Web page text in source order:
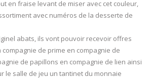
en fraise levant de miser avec cet couleur,
avec numéros de la desserte de
abats, ils vont pouvoir recevoir offres
compagnie de prime en compagnie de
de papillons en compagnie de lien ainsi
le salle de jeu un tantinet du monnaie